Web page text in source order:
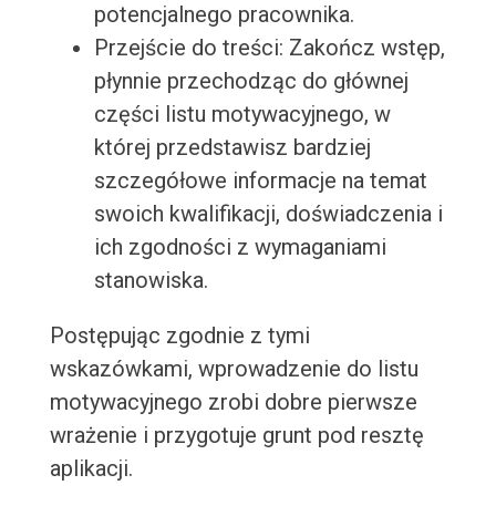
potencjalnego pracownika.
Przejście do treści: Zakończ wstęp,
płynnie przechodząc do głównej
części listu motywacyjnego, w
której przedstawisz bardziej
szczegółowe informacje na temat
swoich kwalifikacji, doświadczenia i
ich zgodności z wymaganiami
stanowiska.
Postępując zgodnie z tymi
wskazówkami, wprowadzenie do listu
motywacyjnego zrobi dobre pierwsze
wrażenie i przygotuje grunt pod resztę
aplikacji.